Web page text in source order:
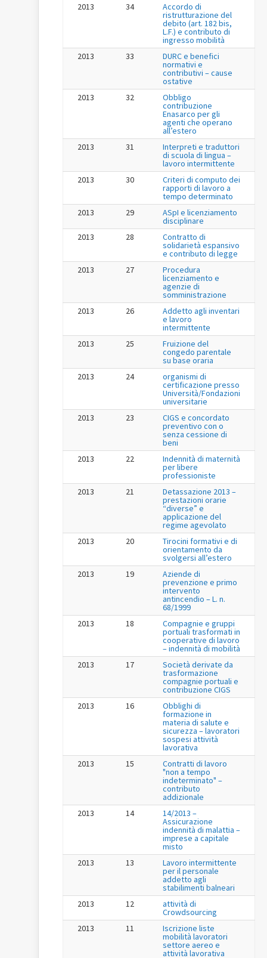
2013
34 Accordo di
ristrutturazione del
debito (art. 182 bis,
L.F.) e contributo di
ingresso mobilità
2013
33 DURC e benefici
normativi e
contributivi – cause
ostative
2013
32 Obbligo
contribuzione
Enasarco per gli
agenti che operano
all’estero
2013
31 Interpreti e traduttori
di scuola di lingua –
lavoro intermittente
2013
30 Criteri di computo dei
rapporti di lavoro a
tempo determinato
2013
29 ASpI e licenziamento
disciplinare
2013
28 Contratto di
solidarietà espansivo
e contributo di legge
2013
27 Procedura
licenziamento e
agenzie di
somministrazione
2013
26 Addetto agli inventari
e lavoro
intermittente
2013
25 Fruizione del
congedo parentale
su base oraria
2013
24 organismi di
certificazione presso
Università/Fondazioni
universitarie
2013
23 CIGS e concordato
preventivo con o
senza cessione di
beni
2013
22 Indennità di maternità
per libere
professioniste
2013
21 Detassazione 2013 –
prestazioni orarie
“diverse” e
applicazione del
regime agevolato
2013
20 Tirocini formativi e di
orientamento da
svolgersi all’estero
2013
19 Aziende di
prevenzione e primo
intervento
antincendio – L. n.
68/1999
2013
18 Compagnie e gruppi
portuali trasformati in
cooperative di lavoro
– indennità di mobilità
2013
17 Società derivate da
trasformazione
compagnie portuali e
contribuzione CIGS
2013
16 Obblighi di
formazione in
materia di salute e
sicurezza – lavoratori
sospesi attività
lavorativa
2013
15 Contratti di lavoro
"non a tempo
indeterminato" –
contributo
addizionale
2013
14 14/2013 –
Assicurazione
indennità di malattia –
imprese a capitale
misto
2013
13 Lavoro intermittente
per il personale
addetto agli
stabilimenti balneari
2013
12 attività di
Crowdsourcing
2013
11 Iscrizione liste
mobilità lavoratori
settore aereo e
attività lavorativa